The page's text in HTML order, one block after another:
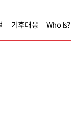
기후대응 Who Is?